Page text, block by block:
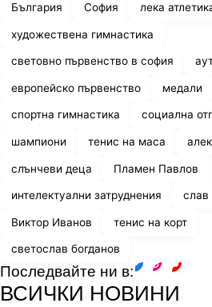
България София лека
художествена гимнастика
световно първенство в софия
европейско първенство медали
спортна гимнастика социална
шампиони тенис на маса
слънчеви деца Пламен Павлов
интелектуални затруднения слав
Виктор Иванов тенис на корт
светослав богданов
Последвайте ни в:
ВСИЧКИ НОВИНИ